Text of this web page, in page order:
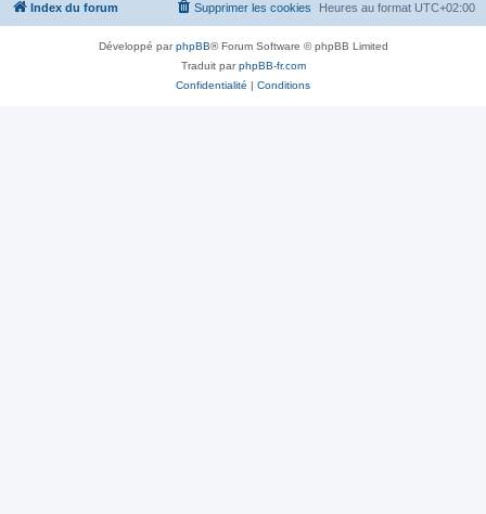
Index du forum Heures au format UTC+02:00
Supprimer les cookies
Développé parphpBB® Forum Software © phpBB Limited
Traduit parphpBB-fr.com
Confidentialité | Conditions